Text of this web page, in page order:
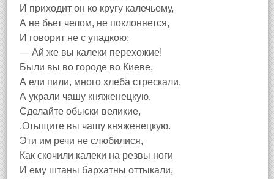
И приходит он ко кругу калечьему,
А не бьет челом, не поклоняется,
И говорит не с упадкою:
— Ай же вы калеки перехожие!
Были вы во городе во Киеве,
А ели пили, много хлеба стрескали,
А украли чашу княженецкую.
Сделайте обыски великие,
.Отыщите вы чашу княженецкую.
Эти им речи не слюбилися,
Как скочили калеки на резвы ноги
И ему штаны бархатны оттыкали,